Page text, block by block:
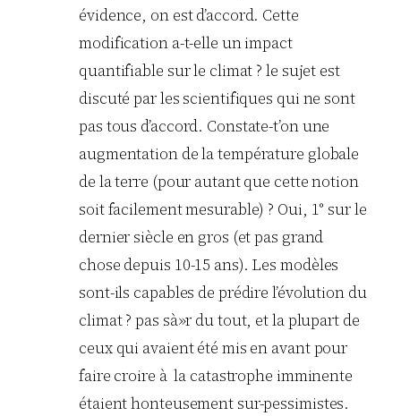
évidence, on est d’accord. Cette
modification a-t-elle un impact
quantifiable sur le climat ? le sujet est
discuté par les scientifiques qui ne sont
pas tous d’accord. Constate-t’on une
augmentation de la température globale
de la terre (pour autant que cette notion
soit facilement mesurable) ? Oui, 1° sur le
dernier siècle en gros (et pas grand
chose depuis 10-15 ans). Les modèles
sont-ils capables de prédire l’évolution du
climat ? pas sà»r du tout, et la plupart de
ceux qui avaient été mis en avant pour
faire croire à la catastrophe imminente
étaient honteusement sur-pessimistes.